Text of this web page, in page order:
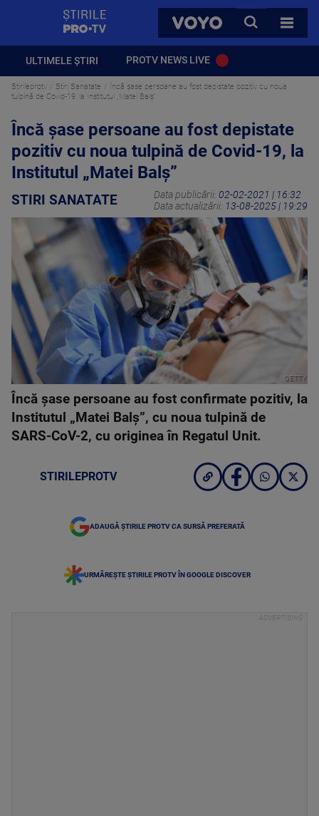
VOYO
CAUTA
TOATE
ULTIMELE ȘTIRI PROTV NEWS LIVE
Stirileprotv Stiri Sanatate
Încă șase persoane au fost depistate pozitiv cu noua
tulpină de Covid-19, la Institutul „Matei Balș”
Încă șase persoane au fost depistate
pozitiv cu noua tulpină de Covid-19, la
Institutul „Matei Balș”
STIRI SANATATE Data publicării: 02-02-2021 | 16:32
Data actualizării: 13-08-2025 | 19:29
GETTY
Încă șase persoane au fost confirmate pozitiv, la
Institutul „Matei Balș”, cu noua tulpină de
SARS-CoV-2, cu originea în Regatul Unit.
STIRILEPROTV
ADAUGĂ ȘTIRILE PROTV CA SURSĂ PREFERATĂ
URMĂREȘTE ȘTIRILE PROTV ÎN GOOGLE DISCOVER